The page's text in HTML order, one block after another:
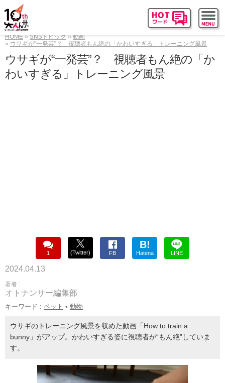
HOME SNSトピック
動画
ウサギが“一発芸”？ 視聴者もん絶の「かわいすぎる」トレーニング風景
ウサギが“一発芸”？ 視聴者もん絶の「か
わいすぎる」トレーニング風景
1 (Twitter) FB
B!
Hatena LINE
2024.04.13
著者 :
オトナンサー編集部
キーワード : ペット • 動物
ウサギのトレーニング風景を収めた動画「How to train a
bunny」がアップ。かわいすぎる姿に視聴者が“もん絶”していま
す。